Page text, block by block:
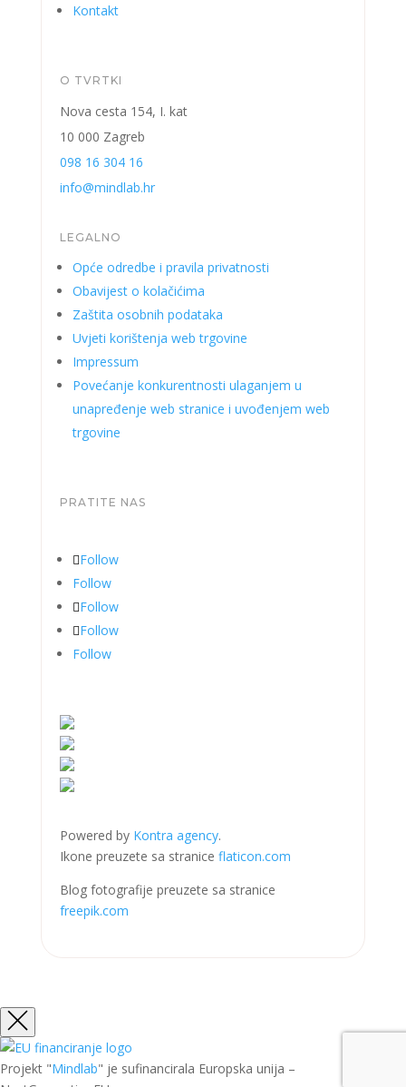
Kontakt
O TVRTKI
Nova cesta 154, I. kat
10 000 Zagreb
098 16 304 16
info@mindlab.hr
LEGALNO
Opće odredbe i pravila privatnosti
Obavijest o kolačićima
Zaštita osobnih podataka
Uvjeti korištenja web trgovine
Impressum
Povećanje konkurentnosti ulaganjem u
unapređenje web stranice i uvođenjem web
trgovine
PRATITE NAS
Follow
Follow
Follow
Follow
Follow
Powered byKontra agency.
Ikone preuzete sa stranice flaticon.com
Blog fotografije preuzete sa stranice
freepik.com
Projekt "Mindlab" je sufinancirala Europska unija –